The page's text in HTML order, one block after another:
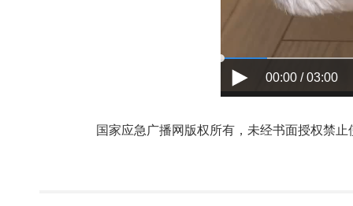
00:00 / 03:00
国家应急广播网版权所有，未经书面授权禁